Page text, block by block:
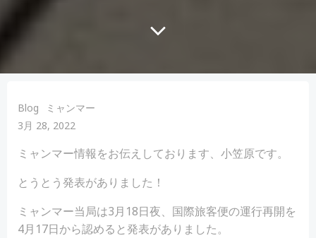
Blog
ミャンマー
3月 28, 2022
ミャンマー情報をお伝えしております、小笠原です。
とうとう発表がありました！
ミャンマー当局は3月18日夜、国際旅客便の運行再開を
4月17日から認めると発表がありました。